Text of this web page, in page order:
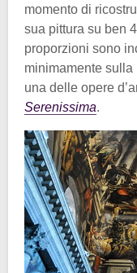
momento di
sua pittura su ben
proporzioni sono
minimamente
una delle opere
Serenissima.